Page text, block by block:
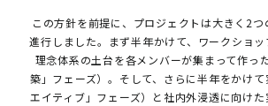
この方針を前提に、プロジェクトは大きく 2つ
進行しました。まず半年かけて、ワークショッ
理念体系の土台を各メンバーが集まって作っ
築」フェーズ）。そして、さらに半年をかけ
エイティブ」フェーズ）と社内外浸透に向け